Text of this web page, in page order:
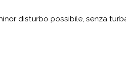
disturbo possibile, senza